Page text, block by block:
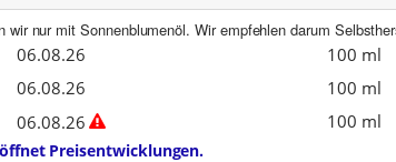
wir nur mit Sonnenblumenöl. Wir empfehlen darum
06.08.26 100 ml
06.08.26
100 ml
06.08.26
100 ml
Preisentwicklungen.